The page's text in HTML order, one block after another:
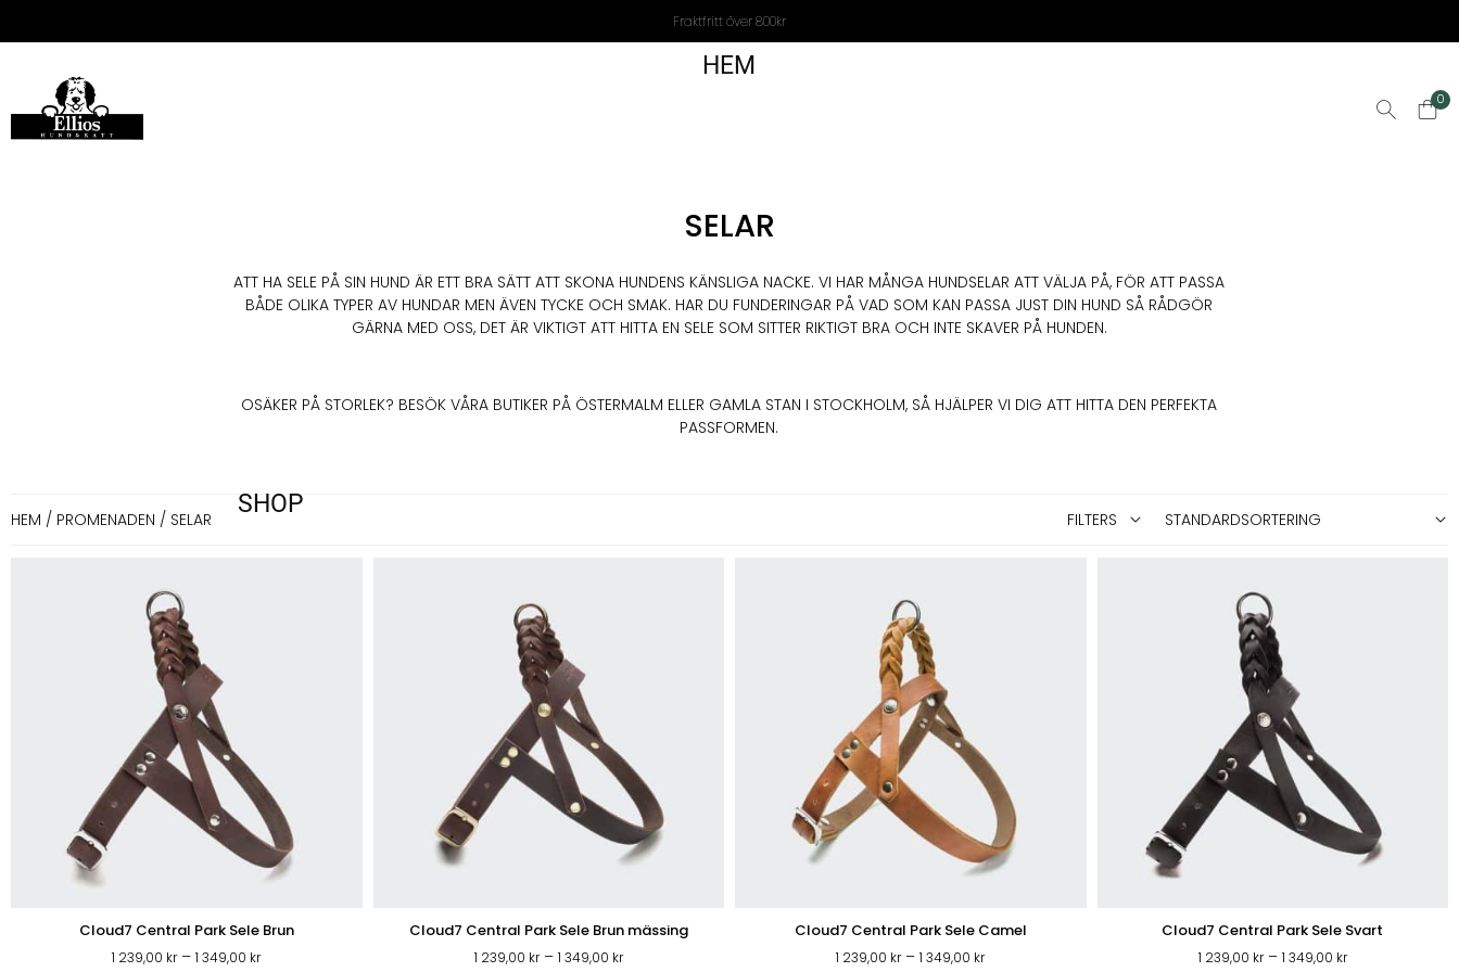
Fraktfritt över 800kr
HEM
SHOP
PROMENADEN
VARUMÄRKEN VÅRA BUTIKER
0
SELAR
ATT HA SELE PÅ SIN HUND ÄR ETT BRA SÄTT ATT SKONA HUNDENS KÄNSLIGA NACKE. VI HAR MÅNGA HUNDSELAR ATT VÄLJA PÅ, FÖR ATT PASSA
BÅDE OLIKA TYPER AV HUNDAR MEN ÄVEN TYCKE OCH SMAK. HAR DU FUNDERINGAR PÅ VAD SOM KAN PASSA JUST DIN HUND SÅ RÅDGÖR
GÄRNA MED OSS, DET ÄR VIKTIGT ATT HITTA EN SELE SOM SITTER RIKTIGT BRA OCH INTE SKAVER PÅ HUNDEN.
OSÄKER PÅ STORLEK? BESÖK VÅRA BUTIKER PÅ ÖSTERMALM ELLER GAMLA STAN I STOCKHOLM, SÅ HJÄLPER VI DIG ATT HITTA DEN PERFEKTA
PASSFORMEN.
HEM / PROMENADEN / SELAR FILTERS
Cloud7 Central Park Sele Brun
1 239,00 kr – 1 349,00 krPrisintervall:
Cloud7 Central Park Sele Brun mässing
1 239,00 kr – 1 349,00 krPrisintervall:
Cloud7 Central Park Sele Camel
1 239,00 kr – 1 349,00 krPrisintervall:
Cloud7 Central Park Sele Svart
1 239,00 kr – 1 349,00 krPrisintervall: